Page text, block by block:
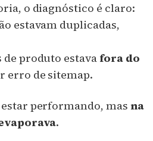
o diagnóstico é claro:
estavam duplicadas,
de produto estavafora do
erro de sitemap.
performando, mas na
.